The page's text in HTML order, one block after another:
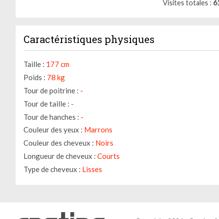
Visites totales
Caractéristiques physiques
Taille : 177 cm
Poids : 78 kg
Tour de poitrine : -
Tour de taille : -
Tour de hanches : -
Couleur des yeux : Marrons
Couleur des cheveux : Noirs
Longueur de cheveux : Courts
Type de cheveux : Lisses